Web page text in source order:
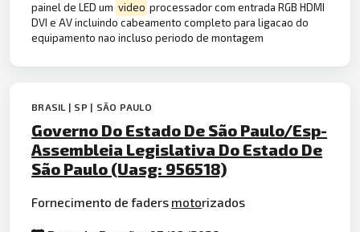
painel de LED um video processador com entrada RGB HDMI
DVI e AV incluindo cabeamento completo para ligacao do
equipamento nao incluso periodo de montagem
BRASIL | SP | SÃO PAULO
Governo Do Estado De São Paulo/Esp-
Assembleia Legislativa Do Estado De
São Paulo (Uasg: 956518)
Fornecimento de faders motorizados